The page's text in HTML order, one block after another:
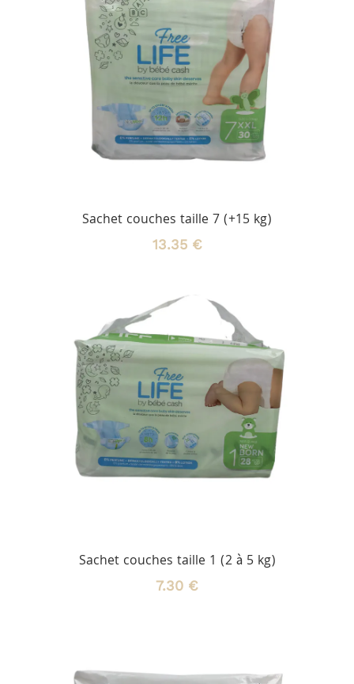
Sachet couches taille 7 (+15 kg)
13.35 €
Sachet couches taille 1 (2 à 5 kg)
7.30 €